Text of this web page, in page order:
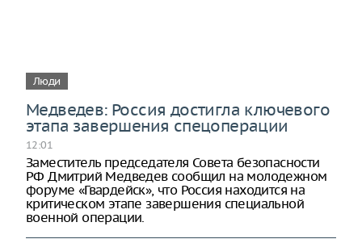
Люди
Медведев: Россия достигла ключевого
этапа завершения спецоперации
12:01
Заместитель председателя Совета безопасности
РФ Дмитрий Медведев сообщил на молодежном
форуме «Гвардейск», что Россия находится на
критическом этапе завершения специальной
военной операции.